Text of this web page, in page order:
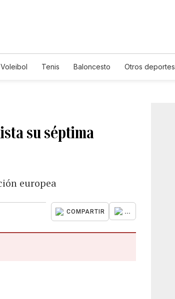
Voleibol Tenis Baloncesto Otros deportes
su séptima
europea
COMPARTIR ...